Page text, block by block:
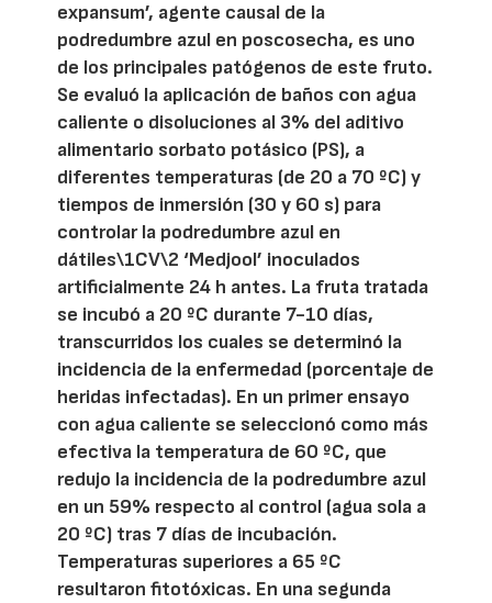
expansum’, agente causal de la
podredumbre azul en poscosecha, es uno
de los principales patógenos de este fruto.
Se evaluó la aplicación de baños con agua
caliente o disoluciones al 3% del aditivo
alimentario sorbato potásico (PS), a
diferentes temperaturas (de 20 a 70 ºC) y
tiempos de inmersión (30 y 60 s) para
controlar la podredumbre azul en
dátiles\1CV\2 ‘Medjool’ inoculados
artificialmente 24 h antes. La fruta tratada
se incubó a 20 ºC durante 7-10 días,
transcurridos los cuales se determinó la
incidencia de la enfermedad (porcentaje de
heridas infectadas). En un primer ensayo
con agua caliente se seleccionó como más
efectiva la temperatura de 60 ºC, que
redujo la incidencia de la podredumbre azul
en un 59% respecto al control (agua sola a
20 ºC) tras 7 días de incubación.
Temperaturas superiores a 65 ºC
resultaron fitotóxicas. En una segunda